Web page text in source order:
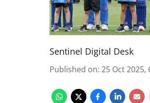
Sentinel Digital Desk
Published on: 25 Oct 2025,